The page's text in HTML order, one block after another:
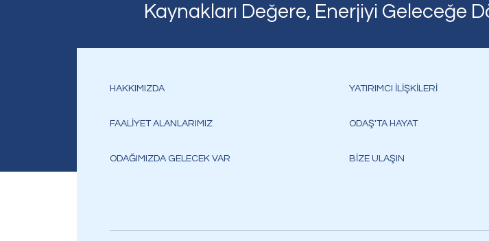
Kaynakları Değere, Enerjiyi Geleceğe
HAKKIMIZDA
FAALİYET ALANLARIMIZ
ODAĞIMIZDA GELECEK VAR
YATIRIMCI İLİŞKİLERİ
ODAŞ'TA HAYAT
BİZE ULAŞIN